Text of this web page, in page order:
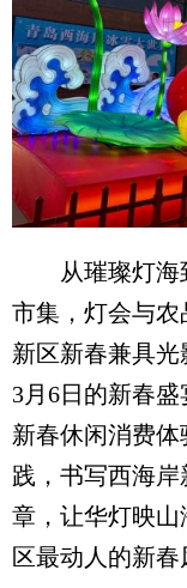
从璀璨灯海
市集，灯会与
新区新春兼具
3月6日的新春
新春休闲消费
践，书写西海
章，让华灯映
区最动人的新春